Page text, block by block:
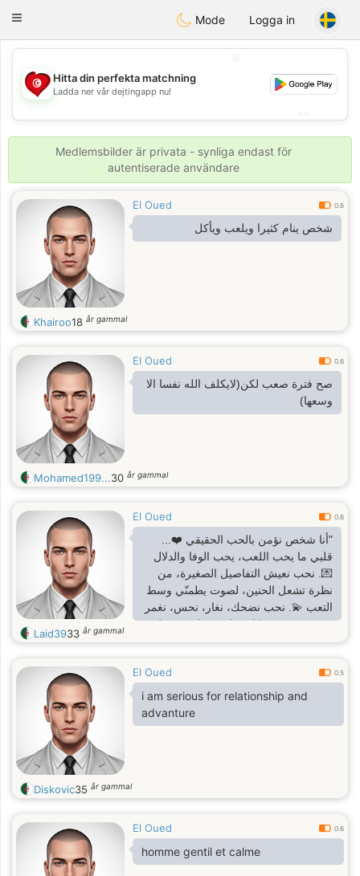
Tunisia Dating
Toggle
Mode Logga in
💖
💕
Hitta din perfekta matchning
Ladda ner vår dejtingapp nu!
Medlemsbilder är privata - synliga endast för
autentiserade användare
El Oued 0.6
شخص ينام كثيرا ويلعب ويأكل
Khairoo18 år gammal
El Oued 0.6
صح فترة صعب لكن(لايكلف الله نفسا الا
وسعها)
Mohamed199...30 år gammal
El Oued 0.6
"أنا شخص نؤمن بالحب الحقيقي ❤️...
قلبي ما يحب اللعب، يحب الوفا والدلال
💌. نحب نعيش التفاصيل الصغيرة، من
نظرة تشعل الحنين، لصوت يطمنّي وسط
التعب 💫. نحب نضحك، نغار، نحس، نغمر
ونغرم... نبني حكاية ما يشبهها حتى فيلم
🎥. إذا كنتي تفتشي على علاقة فيها دفء،
Laid3933 år gammal
El Oued 0.5
i am serious for relationship and
advanture
Diskovic35 år gammal
El Oued 0.6
homme gentil et calme